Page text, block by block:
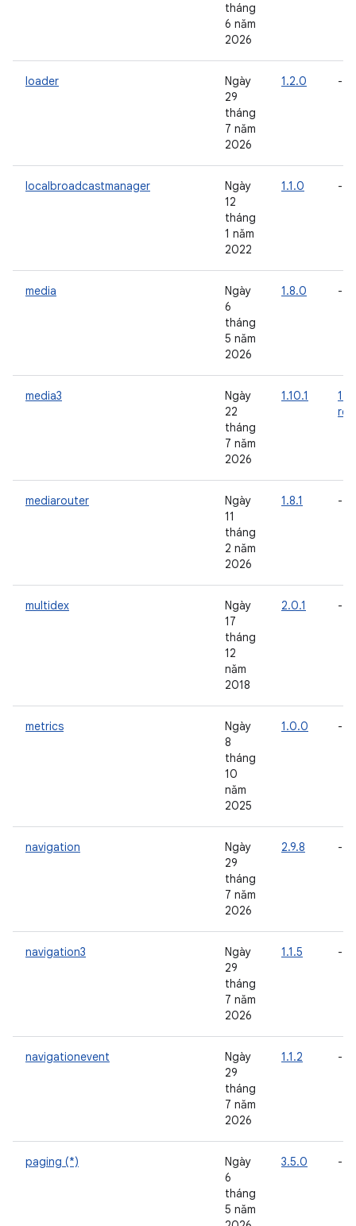
tháng
6 năm
2026
loader
Ngày
29
tháng
7 năm
2026
1.2.0 -
localbroadcastmanager
Ngày
12
tháng
1 năm
2022
1.1.0 -
media
Ngày
6
tháng
5 năm
2026
1.8.0 -
media3
Ngày
22
tháng
7 năm
2026
1.10.1
mediarouter
Ngày
11
tháng
2 năm
2026
1.8.1 -
multidex
Ngày
17
tháng
12
năm
2018
2.0.1 -
metrics
Ngày
8
tháng
10
năm
2025
1.0.0 -
navigation
Ngày
29
tháng
7 năm
2026
2.9.8 -
navigation3
Ngày
29
tháng
7 năm
2026
1.1.5 -
navigationevent
Ngày
29
tháng
7 năm
2026
1.1.2 -
paging (*)
Ngày
6
tháng
5 năm
3.5.0 -